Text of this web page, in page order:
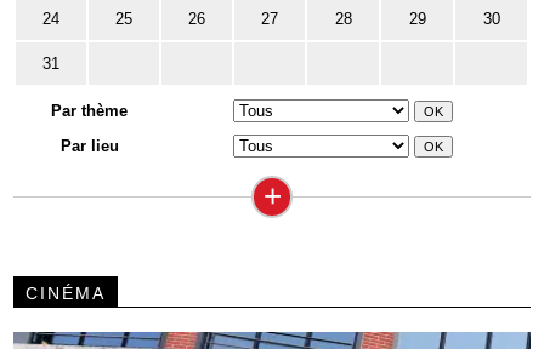
24 25 26 27 28 29 30
31
Par thème
Par lieu
+
CINÉMA